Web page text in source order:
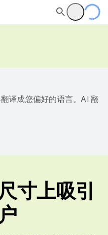
译成您偏好的语言。AI 翻
寸上吸引